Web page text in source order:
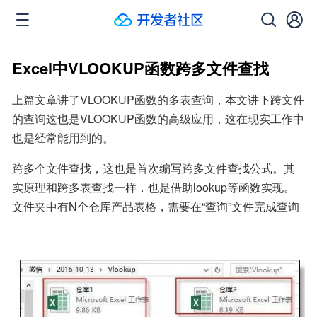
Excel中VLOOKUP函数跨多文件查找
上篇文章讲了VLOOKUP函数的多表查询，本文讲下跨文件
的查询这也是VLOOKUP函数的高级应用，这在现实工作中
也是经常能用到的。
跨多个文件查找，这也是首次编写跨多文件查找公式。其
实原理和跨多表查找一样，也是借助lookup等函数实现。
文件夹中有N个仓库产品表格，需要在“查询”文件完成查询